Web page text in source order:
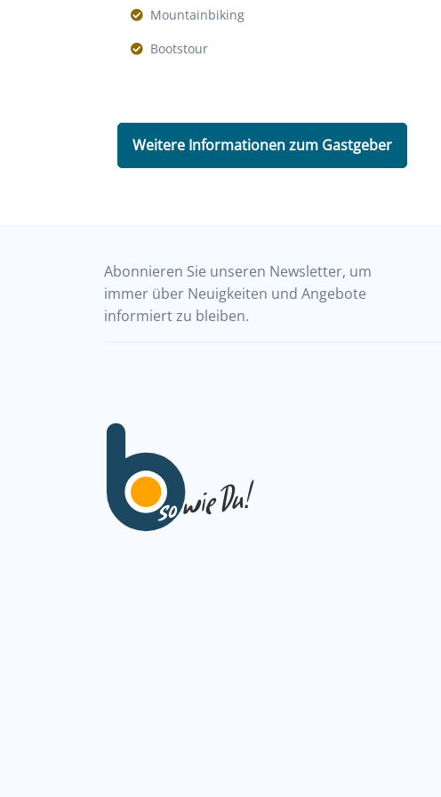
Mountainbiking
Bootstour
Weitere Informationen zum Gastgeber
Abonnieren Sie unseren Newsletter, um
immer über Neuigkeiten und Angebote
informiert zu bleiben.